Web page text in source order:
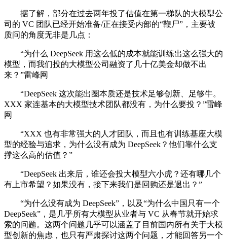
据了解，部分在过去两年投了估值在第一梯队的大模型公
司的 VC 团队已经开始准备/正在接受内部的“鞭尸”，主要被
质问的角度无非是几点：
“为什么 DeepSeek 用这么低的成本就能训练出这么强大的
模型，而我们投的大模型公司融资了几十亿美金却做不出
来？”雷峰网
“DeepSeek 这次能出圈本质还是技术足够创新、足够牛。
XXX 家连基本的大模型技术团队都没有，为什么要投？”雷峰
网
“XXX 也有非常强大的人才团队，而且也有训练基座大模
型的经验与追求，为什么没有成为 DeepSeek？他们靠什么支
撑这么高的估值？”
“DeepSeek 出来后，谁还会投大模型六小虎？还有哪几个
有上市希望？如果没有，接下来我们是回购还是退出？”
“为什么没有成为 DeepSeek”，以及“为什么中国只有一个
DeepSeek”，是几乎所有大模型从业者与 VC 从春节就开始求
索的问题。这两个问题几乎可以涵盖了目前国内所有关于大模
型创新的焦虑，也只有严肃探讨这两个问题，才能回答另一个